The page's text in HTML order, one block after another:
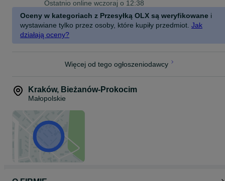
Ostatnio online wczoraj o 12:38
Oceny w kategoriach z Przesyłką OLX są weryfikowane i
wystawiane tylko przez osoby, które kupiły przedmiot. Jak
działają oceny?
Więcej od tego ogłoszeniodawcy
Kraków, Bieżanów-Prokocim
Małopolskie